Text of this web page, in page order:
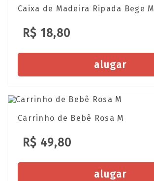
Caixa de Madeira Ripada Bege M
R$ 18,80
alugar
Carrinho de Bebê Rosa M
R$ 49,80
alugar